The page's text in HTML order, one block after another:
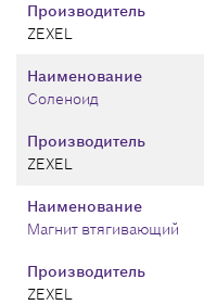
Производитель
ZEXEL
Производитель
ZEXEL
Наименование
Соленоид
Производитель
ZEXEL
Наименование
Магнит втягивающий